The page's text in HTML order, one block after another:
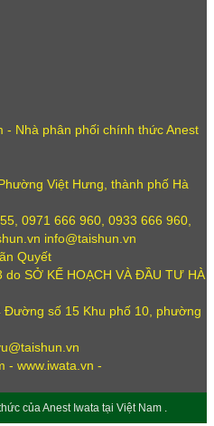
- Nhà phân phối chính thức Anest
Việt Hưng, thành phố Hà
0971 666 960, 0933 666 960,
info@taishun.vn
Quyết
SỞ KẾ HOẠCH VÀ ĐẦU TƯ HÀ
Đường số 15 Khu phố 10, phường
- www.iwata.vn -
của Anest Iwata tại Việt Nam .